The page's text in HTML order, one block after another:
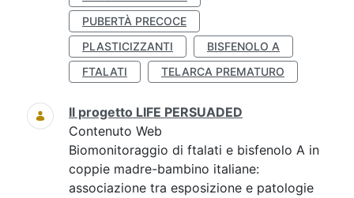
PUBERTÀ PRECOCE
PLASTICIZZANTI
BISFENOLO A
FTALATI
TELARCA PREMATURO
Il progetto LIFE PERSUADED
Contenuto Web
Biomonitoraggio di ftalati e bisfenolo A in
coppie madre-bambino italiane:
associazione tra esposizione e patologie